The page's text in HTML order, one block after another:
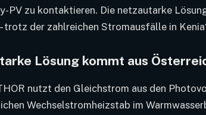
PV zu kontaktieren. Die netzautarke
trotz der zahlreichen Stromausfälle in
Lösung kommt aus
nutzt den Gleichstrom aus den
Wechselstromheizstab im